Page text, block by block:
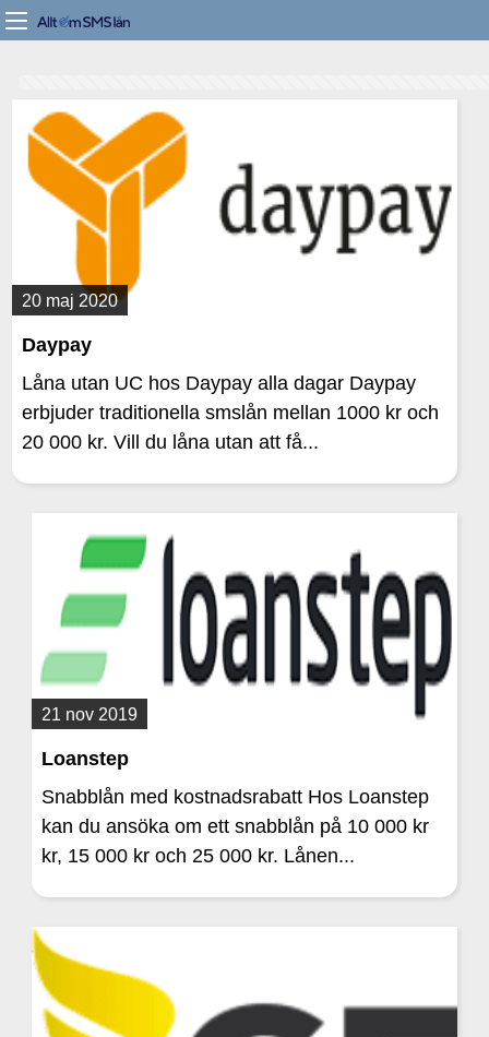
20 maj 2020
Daypay
Låna utan UC hos Daypay alla dagar Daypay
erbjuder traditionella smslån mellan 1000 kr och
20 000 kr. Vill du låna utan att få...
21 nov 2019
Loanstep
Snabblån med kostnadsrabatt Hos Loanstep
kan du ansöka om ett snabblån på 10 000 kr
kr, 15 000 kr och 25 000 kr. Lånen...